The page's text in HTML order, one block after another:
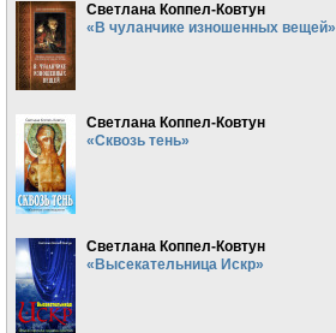
Светлана Коппел-Ковтун
«В чуланчике изношенных вещей»
Светлана Коппел-Ковтун
«Сквозь тень»
Светлана Коппел-Ковтун
«Высекательница Искр»